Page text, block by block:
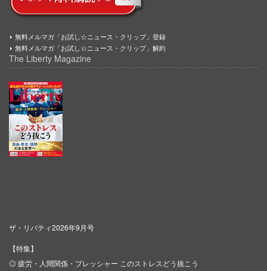
無料メルマガ「お試し☆ニュース・クリップ」登録
無料メルマガ「お試し☆ニュース・クリップ」解約
The Liberty Magazine
ザ・リバティ2026年9月号
【特集】
◎ 疲労・人間関係・プレッシャー このストレスどう抜こう